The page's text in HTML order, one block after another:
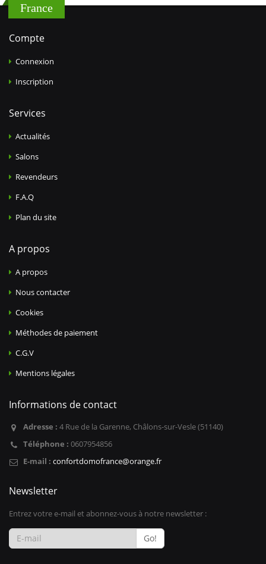
France
Compte
Connexion
Inscription
Services
Actualités
Salons
Revendeurs
F.A.Q
Plan du site
A propos
A propos
Nous contacter
Cookies
Méthodes de paiement
C.G.V
Mentions légales
Informations de contact
Adresse : 4 Rue de la Garenne, Châlons-sur-Vesle (51140)
Téléphone : 0607954856
E-mail : confortdomofrance@orange.fr
Newsletter
Entrez votre e-mail et abonnez-vous à notre newsletter :
Go!